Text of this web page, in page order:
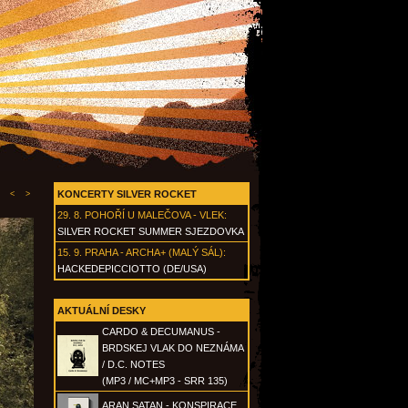
KONCERTY SILVER ROCKET
29. 8. POHOŘÍ U MALEČOVA - VLEK:
SILVER ROCKET SUMMER SJEZDOVKA
15. 9. PRAHA - ARCHA+ (MALÝ SÁL):
HACKEDEPICCIOTTO (DE/USA)
AKTUÁLNÍ DESKY
CARDO & DECUMANUS -
BRDSKEJ VLAK DO NEZNÁMA
/ D.C. NOTES
(MP3 / MC+MP3 - SRR 135)
ARAN SATAN - KONSPIRACE
>
<